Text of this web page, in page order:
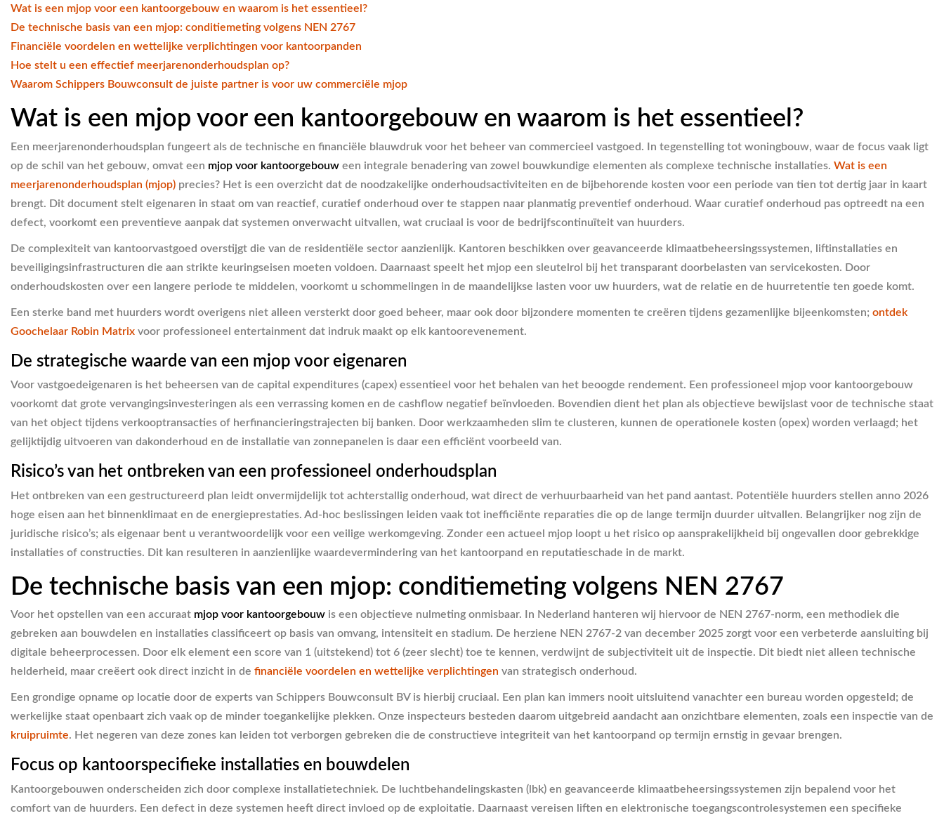
Wat is een mjop voor een kantoorgebouw en waarom is het essentieel?
De technische basis van een mjop: conditiemeting volgens NEN 2767
Financiële voordelen en wettelijke verplichtingen voor kantoorpanden
Hoe stelt u een effectief meerjarenonderhoudsplan op?
Waarom Schippers Bouwconsult de juiste partner is voor uw commerciële mjop
Wat is een mjop voor een kantoorgebouw en waarom is het essentieel?
Een meerjarenonderhoudsplan fungeert als de technische en financiële blauwdruk voor het beheer van commercieel vastgoed. In tegenstelling tot woningbouw, waar de focus vaak ligt
op de schil van het gebouw, omvat een mjop voor kantoorgebouw een integrale benadering van zowel bouwkundige elementen als complexe technische installaties. Wat is een
meerjarenonderhoudsplan (mjop) precies? Het is een overzicht dat de noodzakelijke onderhoudsactiviteiten en de bijbehorende kosten voor een periode van tien tot dertig jaar in kaart
brengt. Dit document stelt eigenaren in staat om van reactief, curatief onderhoud over te stappen naar planmatig preventief onderhoud. Waar curatief onderhoud pas optreedt na een
defect, voorkomt een preventieve aanpak dat systemen onverwacht uitvallen, wat cruciaal is voor de bedrijfscontinuïteit van huurders.
De complexiteit van kantoorvastgoed overstijgt die van de residentiële sector aanzienlijk. Kantoren beschikken over geavanceerde klimaatbeheersingssystemen, liftinstallaties en
beveiligingsinfrastructuren die aan strikte keuringseisen moeten voldoen. Daarnaast speelt het mjop een sleutelrol bij het transparant doorbelasten van servicekosten. Door
onderhoudskosten over een langere periode te middelen, voorkomt u schommelingen in de maandelijkse lasten voor uw huurders, wat de relatie en de huurretentie ten goede komt.
Een sterke band met huurders wordt overigens niet alleen versterkt door goed beheer, maar ook door bijzondere momenten te creëren tijdens gezamenlijke bijeenkomsten; ontdek
Goochelaar Robin Matrix voor professioneel entertainment dat indruk maakt op elk kantoorevenement.
De strategische waarde van een mjop voor eigenaren
Voor vastgoedeigenaren is het beheersen van de capital expenditures (capex) essentieel voor het behalen van het beoogde rendement. Een professioneel mjop voor kantoorgebouw
voorkomt dat grote vervangingsinvesteringen als een verrassing komen en de cashflow negatief beïnvloeden. Bovendien dient het plan als objectieve bewijslast voor de technische staat
van het object tijdens verkooptransacties of herfinancieringstrajecten bij banken. Door werkzaamheden slim te clusteren, kunnen de operationele kosten (opex) worden verlaagd; het
gelijktijdig uitvoeren van dakonderhoud en de installatie van zonnepanelen is daar een efficiënt voorbeeld van.
Risico’s van het ontbreken van een professioneel onderhoudsplan
Het ontbreken van een gestructureerd plan leidt onvermijdelijk tot achterstallig onderhoud, wat direct de verhuurbaarheid van het pand aantast. Potentiële huurders stellen anno 2026
hoge eisen aan het binnenklimaat en de energieprestaties. Ad-hoc beslissingen leiden vaak tot inefficiënte reparaties die op de lange termijn duurder uitvallen. Belangrijker nog zijn de
juridische risico’s; als eigenaar bent u verantwoordelijk voor een veilige werkomgeving. Zonder een actueel mjop loopt u het risico op aansprakelijkheid bij ongevallen door gebrekkige
installaties of constructies. Dit kan resulteren in aanzienlijke waardevermindering van het kantoorpand en reputatieschade in de markt.
De technische basis van een mjop: conditiemeting volgens NEN 2767
Voor het opstellen van een accuraat mjop voor kantoorgebouw is een objectieve nulmeting onmisbaar. In Nederland hanteren wij hiervoor de NEN 2767-norm, een methodiek die
gebreken aan bouwdelen en installaties classificeert op basis van omvang, intensiteit en stadium. De herziene NEN 2767-2 van december 2025 zorgt voor een verbeterde aansluiting bij
digitale beheerprocessen. Door elk element een score van 1 (uitstekend) tot 6 (zeer slecht) toe te kennen, verdwijnt de subjectiviteit uit de inspectie. Dit biedt niet alleen technische
helderheid, maar creëert ook direct inzicht in de financiële voordelen en wettelijke verplichtingen van strategisch onderhoud.
Een grondige opname op locatie door de experts van Schippers Bouwconsult BV is hierbij cruciaal. Een plan kan immers nooit uitsluitend vanachter een bureau worden opgesteld; de
werkelijke staat openbaart zich vaak op de minder toegankelijke plekken. Onze inspecteurs besteden daarom uitgebreid aandacht aan onzichtbare elementen, zoals een inspectie van de
kruipruimte. Het negeren van deze zones kan leiden tot verborgen gebreken die de constructieve integriteit van het kantoorpand op termijn ernstig in gevaar brengen.
Focus op kantoorspecifieke installaties en bouwdelen
Kantoorgebouwen onderscheiden zich door complexe installatietechniek. De luchtbehandelingskasten (lbk) en geavanceerde klimaatbeheersingssystemen zijn bepalend voor het
comfort van de huurders. Een defect in deze systemen heeft direct invloed op de exploitatie. Daarnaast vereisen liften en elektronische toegangscontrolesystemen een specifieke